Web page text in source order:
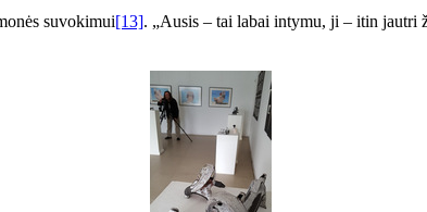
suvokimui[13]. „Ausis – tai labai intymu, ji – itin jautri